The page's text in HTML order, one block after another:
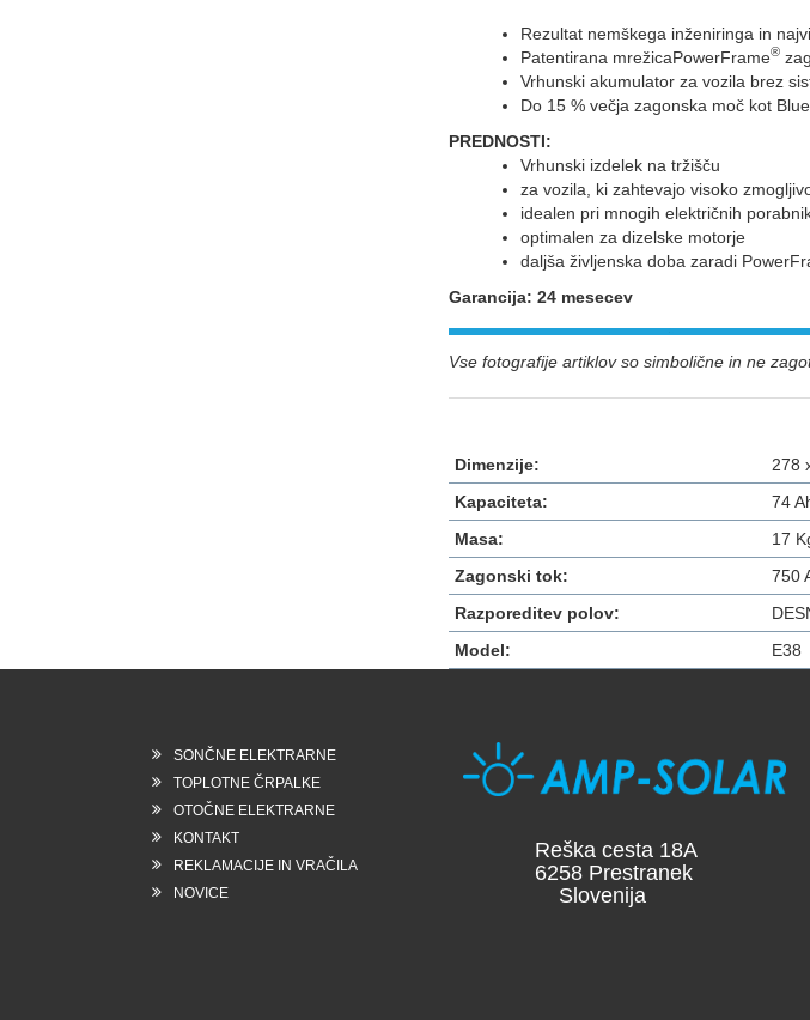
Rezultat nemškega inženiringa in
Patentirana mrežicaPowerFrame®
Vrhunski akumulator za vozila brez
Do 15 % večja zagonska moč kot Blue
PREDNOSTI:
Vrhunski izdelek na tržišču
za vozila, ki zahtevajo visoko
idealen pri mnogih električnih
optimalen za dizelske motorje
daljša življenska doba zaradi
Garancija: 24 mesecev
Vse fotografije artiklov so simbolične in ne
Dimenzije:
278
Kapaciteta:
74
Masa:
17
Zagonski tok:
750
Razporeditev polov:
Model:
E38
SONČNE ELEKTRARNE
TOPLOTNE ČRPALKE
OTOČNE ELEKTRARNE
KONTAKT
REKLAMACIJE IN VRAČILA
NOVICE
Reška cesta 18A
6258 Prestranek
Slovenija